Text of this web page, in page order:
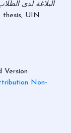
البلاغة لدى
thesis, UIN
Version
Non-